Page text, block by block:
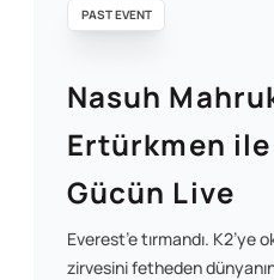
PAST EVENT
Nasuh
Ertürkmen
Gücün Live
Everest’e tırmandı. K2’ye
zirvesini fetheden